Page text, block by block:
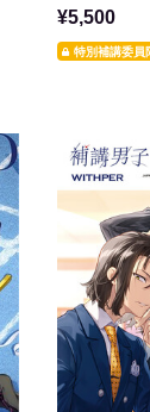
¥5,500
特別補講委員